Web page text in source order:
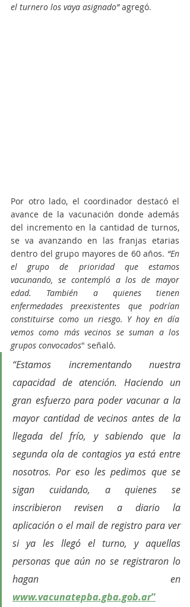
el turnero los vaya asignado” agregó.
Por otro lado, el coordinador destacó el
avance de la vacunación donde además
del incremento en la cantidad de turnos,
se va avanzando en las franjas etarias
dentro del grupo mayores de 60 años. “En
el grupo de prioridad que estamos
vacunando, se contempló a los de mayor
edad. También a quienes tienen
enfermedades preexistentes que podrían
constituirse como un riesgo. Y hoy en día
vemos como más vecinos se suman a los
grupos convocados" señaló.
“Estamos incrementando nuestra
capacidad de atención. Haciendo un
gran esfuerzo para poder vacunar a la
mayor cantidad de vecinos antes de la
llegada del frío, y sabiendo que la
segunda ola de contagios ya está entre
nosotros. Por eso les pedimos que se
sigan cuidando, a quienes se
inscribieron revisen a diario la
aplicación o el mail de registro para ver
si ya les llegó el turno, y aquellas
personas que aún no se registraron lo
www.vacunatepba.gba.gob.ar”